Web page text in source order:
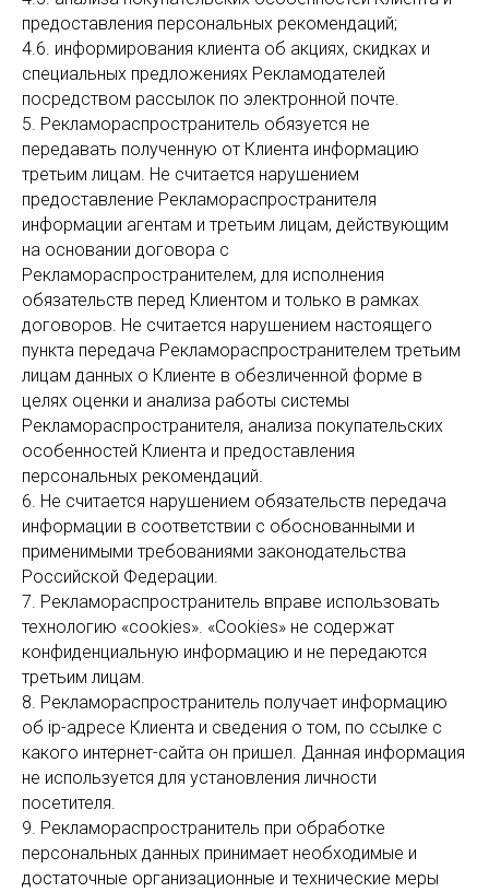
предоставления персональных рекомендаций;
4.6. информирования клиента об акциях, скидках и
специальных предложениях Рекламодателей
посредством рассылок по электронной почте.
5. Рекламораспространитель обязуется не
передавать полученную от Клиента информацию
третьим лицам. Не считается нарушением
предоставление Рекламораспространителя
информации агентам и третьим лицам, действующим
на основании договора с
Рекламораспространителем, для исполнения
обязательств перед Клиентом и только в рамках
договоров. Не считается нарушением настоящего
пункта передача Рекламораспространителем третьим
лицам данных о Клиенте в обезличенной форме в
целях оценки и анализа работы системы
Рекламораспространителя, анализа покупательских
особенностей Клиента и предоставления
персональных рекомендаций.
6. Не считается нарушением обязательств передача
информации в соответствии с обоснованными и
применимыми требованиями законодательства
Российской Федерации.
7. Рекламораспространитель вправе использовать
технологию «cookies». «Cookies» не содержат
конфиденциальную информацию и не передаются
третьим лицам.
8. Рекламораспространитель получает информацию
об ip-адресе Клиента и сведения о том, по ссылке с
какого интернет-сайта он пришел. Данная информация
не используется для установления личности
посетителя.
9. Рекламораспространитель при обработке
персональных данных принимает необходимые и
достаточные организационные и технические меры